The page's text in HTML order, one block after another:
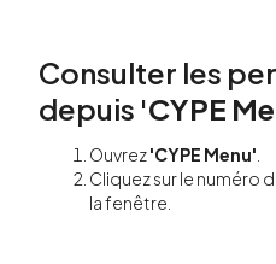
Consulter les
depuis 'CYPE
Ouvrez'CYPE Menu'
Cliquez sur le numéro
la fenêtre.